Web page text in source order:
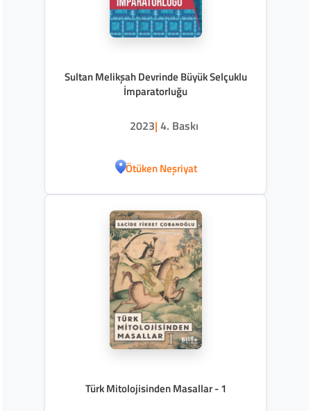
Sultan Melikşah Devrinde Büyük Selçuklu
İmparatorluğu
2023| 4. Baskı
Ötüken Neşriyat
Türk Mitolojisinden Masallar - 1